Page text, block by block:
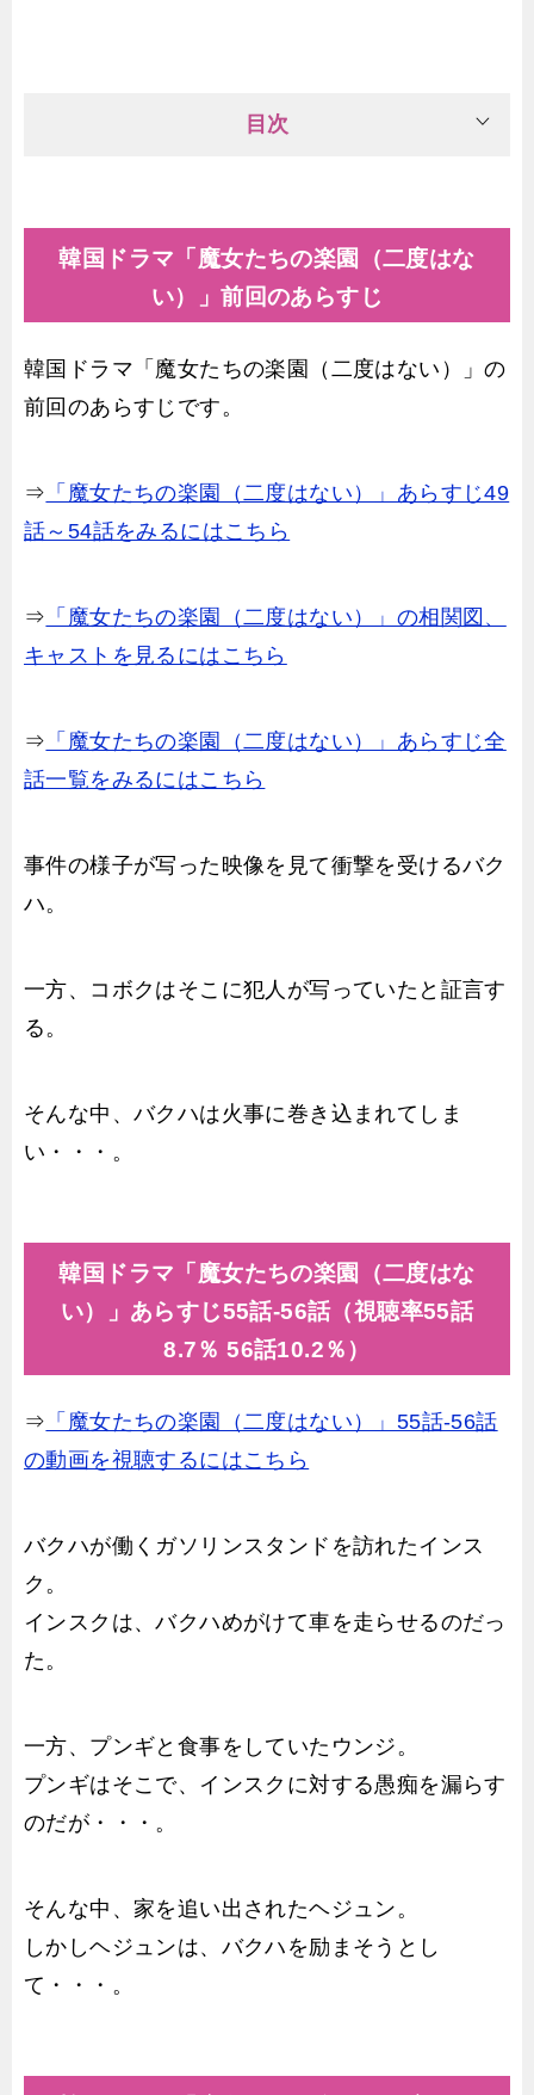
目次
韓国ドラマ「魔女たちの楽園（二度はな
い）」前回のあらすじ
韓国ドラマ「魔女たちの楽園（二度はない）」の
前回のあらすじです。
⇒ 「魔女たちの楽園（二度はない）」あらすじ49
話～54話をみるにはこちら
⇒ 「魔女たちの楽園（二度はない）」の相関図、
キャストを見るにはこちら
⇒ 「魔女たちの楽園（二度はない）」あらすじ全
話一覧をみるにはこちら
事件の様子が写った映像を見て衝撃を受けるバク
ハ。
一方、コボクはそこに犯人が写っていたと証言す
る。
そんな中、バクハは火事に巻き込まれてしま
い・・・。
韓国ドラマ「魔女たちの楽園（二度はな
い）」あらすじ55話-56話（視聴率55話
8.7％ 56話10.2％）
⇒ 「魔女たちの楽園（二度はない）」55話-56話
の動画を視聴するにはこちら
バクハが働くガソリンスタンドを訪れたインス
ク。
インスクは、バクハめがけて車を走らせるのだっ
た。
一方、プンギと食事をしていたウンジ。
プンギはそこで、インスクに対する愚痴を漏らす
のだが・・・。
そんな中、家を追い出されたヘジュン。
しかしヘジュンは、バクハを励まそうとし
て・・・。